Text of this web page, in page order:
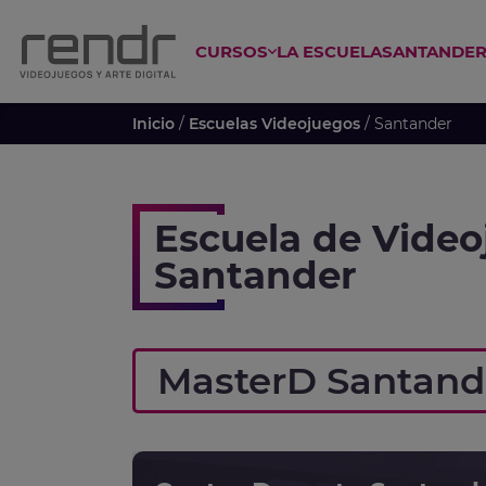
CURSOS LA ESCUELASANTANDER
Inicio / Escuelas Videojuegos / Santander
Escuela de
Santander
MasterD